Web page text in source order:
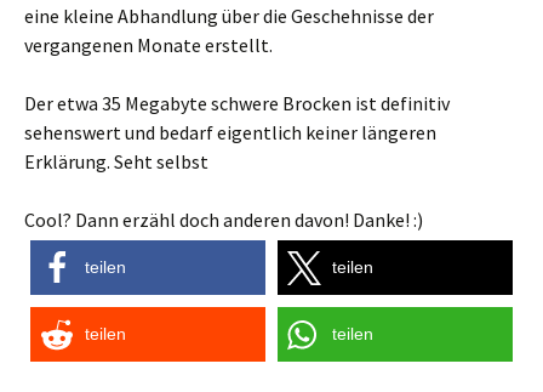
eine kleine Abhandlung über die Geschehnisse der
vergangenen Monate erstellt.
Der etwa 35 Megabyte schwere Brocken ist definitiv
sehenswert und bedarf eigentlich keiner längeren
Erklärung. Seht selbst
Cool? Dann erzähl doch anderen davon! Danke! :)
teilen teilen
teilen teilen